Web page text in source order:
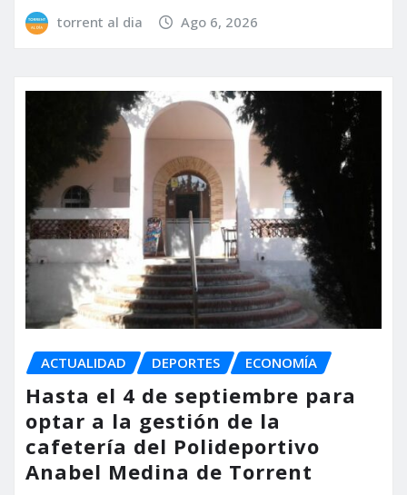
torrent al dia Ago 6, 2026
ACTUALIDAD DEPORTES ECONOMÍA
Hasta el 4 de septiembre para
optar a la gestión de la
cafetería del Polideportivo
Anabel Medina de Torrent